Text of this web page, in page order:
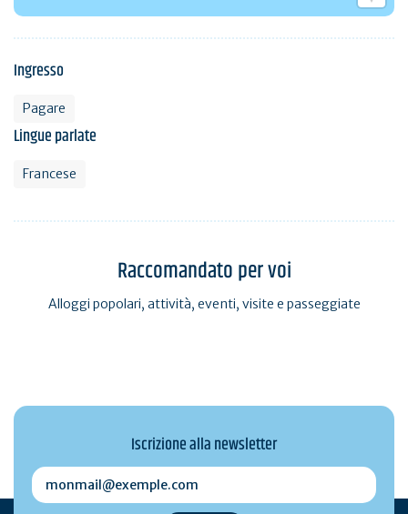
Ingresso
Pagare
Lingue parlate
Francese
Raccomandato per voi
Alloggi popolari, attività, eventi, visite e passeggiate
Iscrizione alla newsletter
monmail@exemple.com